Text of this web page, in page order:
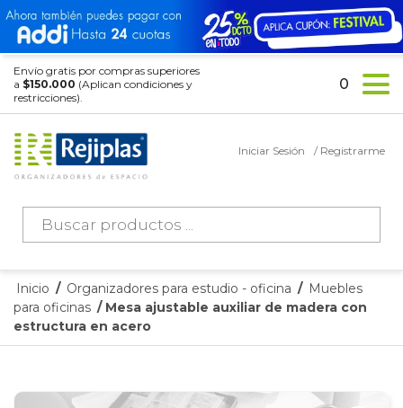
Envío gratis por compras superiores
a $150.000 (Aplican condiciones y
restricciones).
Búsqueda
productos
Iniciar Sesión / Registrarme
0
Inicio / Organizadores para estudio - oficina / Muebles
para oficinas / Mesa ajustable auxiliar de madera con
estructura en acero